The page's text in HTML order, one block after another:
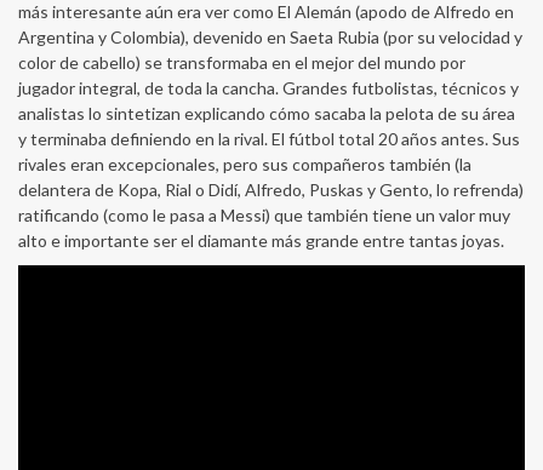
más interesante aún era ver como El Alemán (apodo de Alfredo en
Argentina y Colombia), devenido en Saeta Rubia (por su velocidad y
color de cabello) se transformaba en el mejor del mundo por
jugador integral, de toda la cancha. Grandes futbolistas, técnicos y
analistas lo sintetizan explicando cómo sacaba la pelota de su área
y terminaba definiendo en la rival. El fútbol total 20 años antes. Sus
rivales eran excepcionales, pero sus compañeros también (la
delantera de Kopa, Rial o Didí, Alfredo, Puskas y Gento, lo refrenda)
ratificando (como le pasa a Messi) que también tiene un valor muy
alto e importante ser el diamante más grande entre tantas joyas.